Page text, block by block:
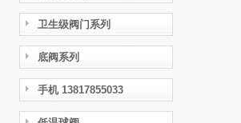
卫生级阀门系列
底阀系列
手机 13817855033